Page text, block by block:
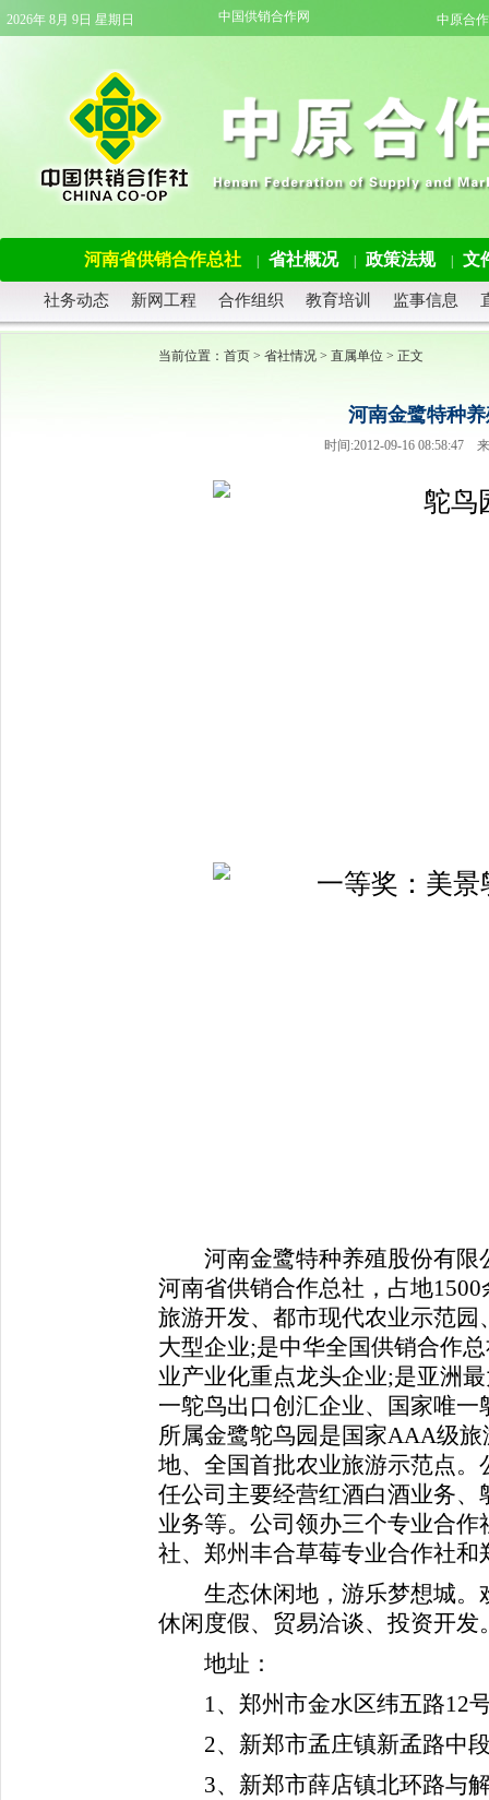
2026年 8月 9日 星期日 中国供销合作网 中原合
河南省供销合作总社 省社概况 政策法规 文
社务动态 新网工程 合作组织 教育培训 监事信息
当前位置： 首页 > 省社情况 > 直属单位 > 正文
河南金鹭特种
时间:2012-09-16 08:58:47
河南金鹭特种养殖股份有限
河南省供销合作总社，占地
旅游开发、都市现代农业示范
大型企业;是中华全国供销合作
业产业化重点龙头企业;是亚洲
一鸵鸟出口创汇企业、国家唯
所属金鹭鸵鸟园是国家AAA级
地、全国首批农业旅游示范点
任公司主要经营红酒白酒业务
业务等。公司领办三个专业合
社、郑州丰合草莓专业合作社
生态休闲地，游乐梦想城。
休闲度假、贸易洽谈、投资开发
地址：
1、郑州市金水区纬五路12
2、新郑市孟庄镇新孟路中段
3、新郑市薛店镇北环路与解